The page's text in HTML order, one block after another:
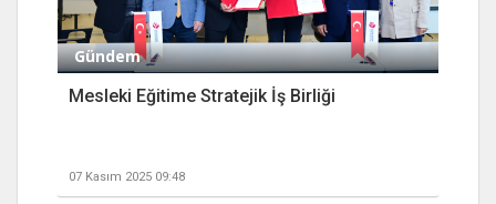
Gündem
Mesleki Eğitime Stratejik İş Birliği
07 Kasım 2025 09:48